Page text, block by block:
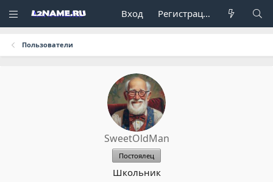
Вход Регистрация
Пользователи
SweetOldMan
Постоялец
Школьник